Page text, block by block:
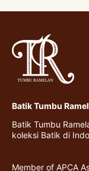
Batik Tumbu
Batik Tumbu
koleksi Batik di
Member of APCA